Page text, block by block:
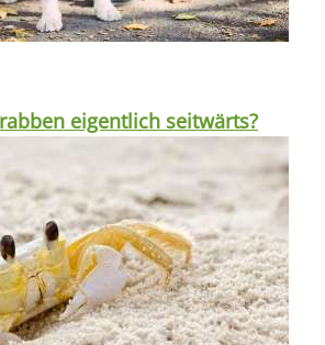
eigentlich seitwärts?